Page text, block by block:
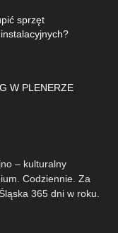
sprzęt
W PLENERZE
– kulturalny
Codziennie. Za
365 dni w roku.